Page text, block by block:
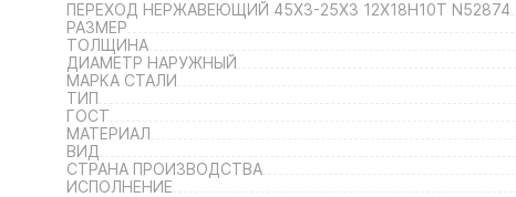
ПЕРЕХОД НЕРЖАВЕЮЩИЙ 45Х3-25Х3 12Х18Н10Т N52874
РАЗМЕР
ТОЛЩИНА
ДИАМЕТР НАРУЖНЫЙ
МАРКА СТАЛИ
ТИП
ГОСТ
МАТЕРИАЛ
ВИД
СТРАНА ПРОИЗВОДСТВА
ИСПОЛНЕНИЕ